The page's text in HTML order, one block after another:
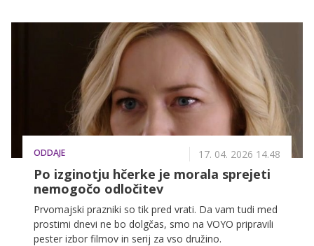
ODDAJE 17. 04. 2026 14.48
Po izginotju hčerke je morala sprejeti
nemogočo odločitev
Prvomajski prazniki so tik pred vrati. Da vam tudi med
prostimi dnevi ne bo dolgčas, smo na VOYO pripravili
pester izbor filmov in serij za vso družino.